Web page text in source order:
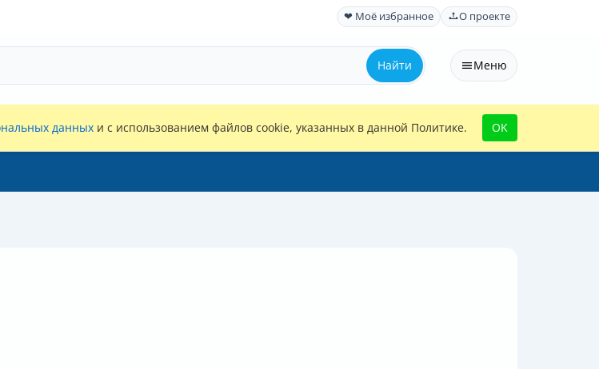
❤ Моё избранное О проекте
Найти Меню
данных и с использованием файлов cookie, указанных в данной Политике. OK